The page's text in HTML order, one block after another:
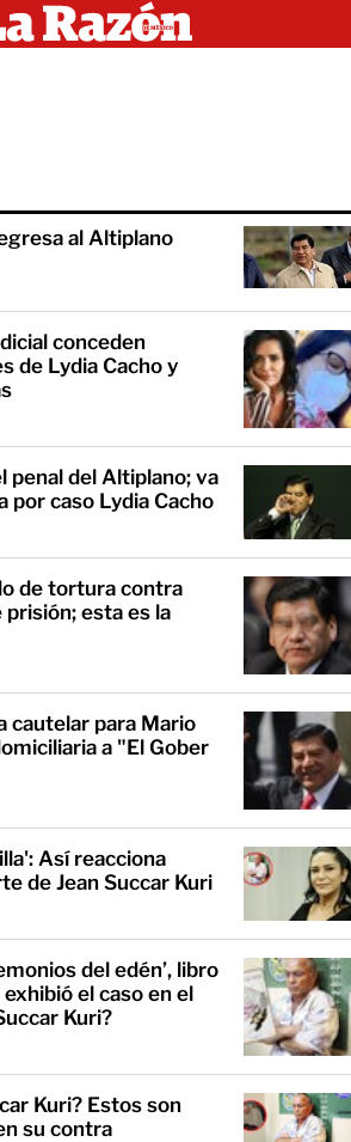
al Altiplano
conceden
de Lydia Cacho y
penal del Altiplano; va
por caso Lydia Cacho
de tortura contra
prisión; esta es la
cautelar para Mario
a "El Gober
Así reacciona
de Jean Succar Kuri
del edén’, libro
el caso en el
Kuri?
Kuri? Estos son
su contra